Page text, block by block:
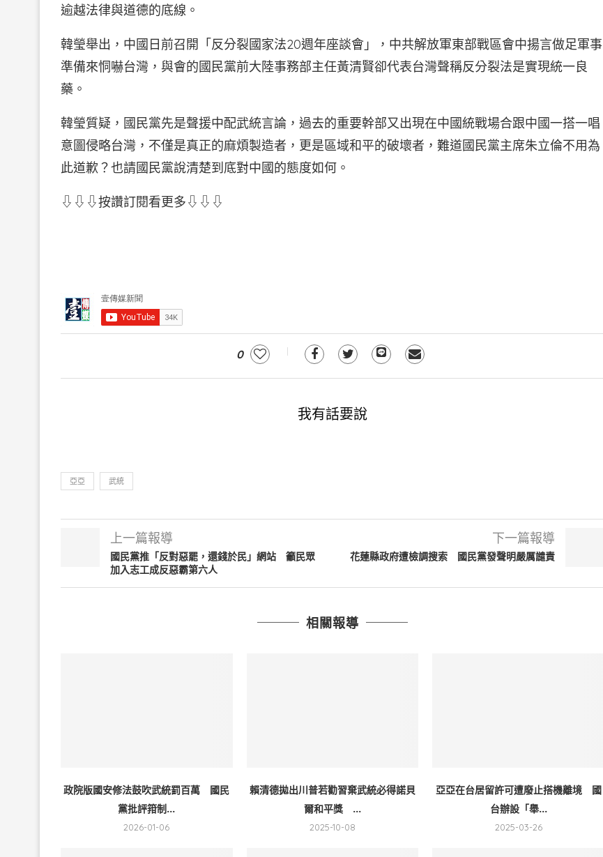
逾越法律與道德的底線。
韓瑩舉出，中國日前召開「反分裂國家法20週年座談會」，中共解放軍東部戰區會中揚言做足軍事
準備來恫嚇台灣，與會的國民黨前大陸事務部主任黃清賢卻代表台灣聲稱反分裂法是實現統一良
藥。
韓瑩質疑，國民黨先是聲援中配武統言論，過去的重要幹部又出現在中國統戰場合跟中國一搭一唱
意圖侵略台灣，不僅是真正的麻煩製造者，更是區域和平的破壞者，難道國民黨主席朱立倫不用為
此道歉？也請國民黨說清楚到底對中國的態度如何。
⇩⇩⇩按讚訂閱看更多⇩⇩⇩
0
我有話要說
亞亞 武統
上一篇報導
國民黨推「反對惡罷，還錢於民」網站 籲民眾
加入志工成反惡霸第六人
下一篇報導
花蓮縣政府遭檢調搜索 國民黨發聲明嚴厲譴責
相關報導
政院版國安修法鼓吹武統罰百萬 國民
黨批評箝制...
2026-01-06
賴清德拋出川普若勸習棄武統必得諾貝
爾和平獎 ...
2025-10-08
亞亞在台居留許可遭廢止搭機離境 國
台辦設「舉...
2025-03-26